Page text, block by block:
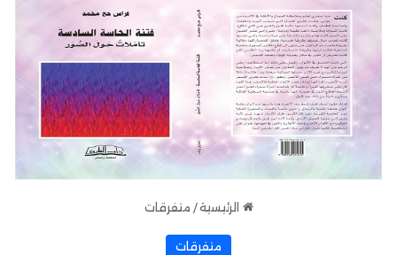
الرئيسية / متفرقات
متفرقات